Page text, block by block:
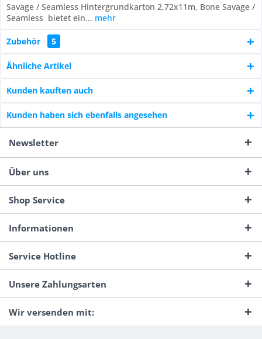
Savage / Seamless Hintergrundkarton 2,72x11m, Bone Savage /
Seamless bietet ein... mehr
Zubehör 5
Ähnliche Artikel
Kunden kauften auch
Kunden haben sich ebenfalls angesehen
Newsletter
Über uns
Shop Service
Informationen
Service Hotline
Unsere Zahlungsarten
Wir versenden mit: